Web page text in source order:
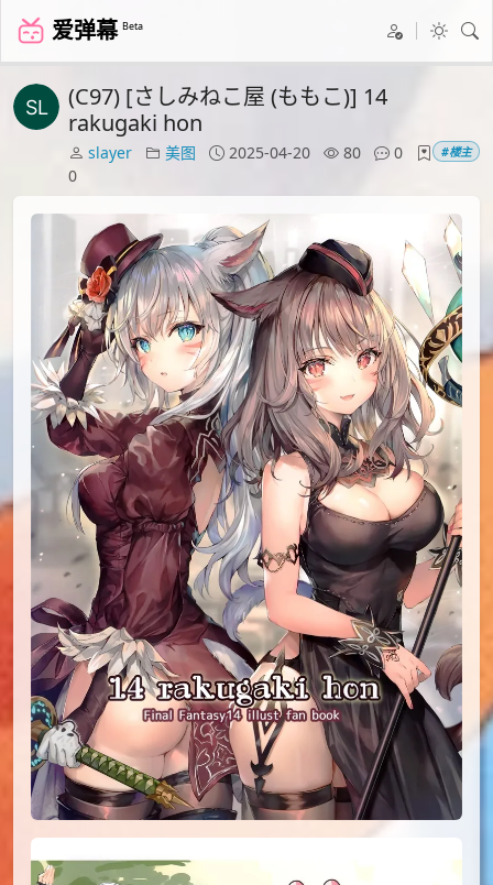
爱弹幕 Beta
(C97) [さしみねこ屋 (ももこ)] 14
rakugaki hon
slayer 美图 2025-04-20 80
0
0
#楼主